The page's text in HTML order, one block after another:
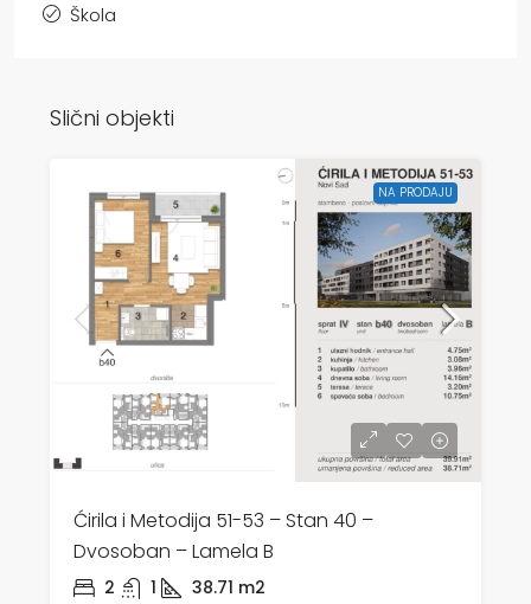
Škola
Slični objekti
NA PRODAJU
Ćirila i Metodija 51-53 – Stan 40 –
Dvosoban – Lamela B
2 1 38.71 m2